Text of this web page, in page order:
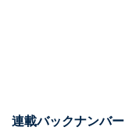
連載バックナンバー